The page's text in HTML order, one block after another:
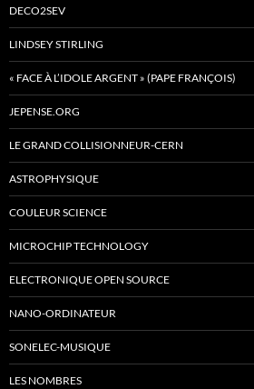
DECO2SEV
LINDSEY STIRLING
« FACE À L’IDOLE ARGENT » (PAPE FRANÇOIS)
JEPENSE.ORG
LE GRAND COLLISIONNEUR-CERN
ASTROPHYSIQUE
COULEUR SCIENCE
MICROCHIP TECHNOLOGY
ELECTRONIQUE OPEN SOURCE
NANO-ORDINATEUR
SONELEC-MUSIQUE
LES NOMBRES